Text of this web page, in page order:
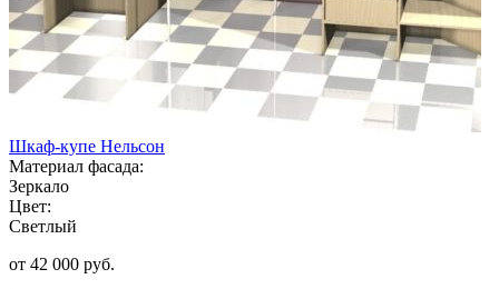
Шкаф-купе Нельсон
Материал фасада:
Зеркало
Цвет:
Светлый
от 42 000 руб.